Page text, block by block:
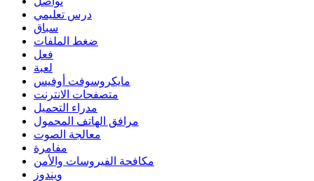
درس تعليمي
سباق
ضغط الملفات
فعل
لعبة
مايكروسوفت أوفيس
متصفحات الانترنت
مدراء التحميل
مرافق الهاتف المحمول
معالجة الصوت
مفامرة
مكافحة الفيروسات والأمن
ويندوز